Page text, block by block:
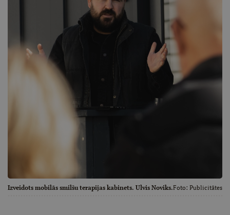
Izveidots mobilās smilšu terapijas kabinets. Ulvis Noviks.Foto: Publicitātes